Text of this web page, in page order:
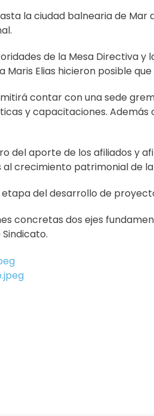
la ciudad balnearia de
de la Mesa Directiva
Maris Elias hicieron posible
contar con una sede
y capacitaciones.
del aporte de los afiliados y
crecimiento patrimonial de
etapa del desarrollo de
concretas dos ejes